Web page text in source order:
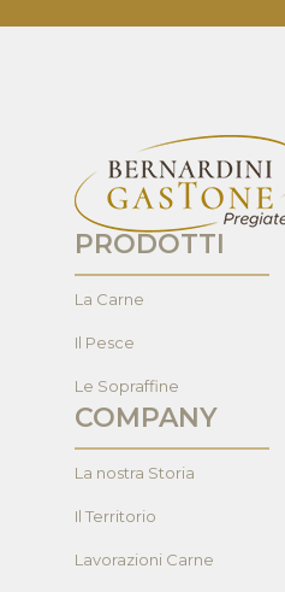
PRODOTTI
La Carne
Il Pesce
Le Sopraffine
COMPANY
La nostra Storia
Il Territorio
Lavorazioni Carne